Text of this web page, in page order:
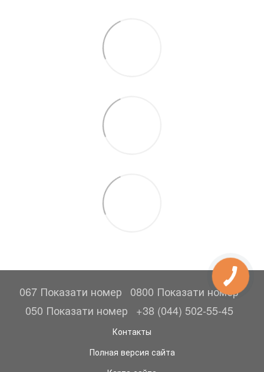
067 Показати номер
0800 Показати номер
050 Показати номер
+38 (044) 502-55-45
Контакты
Полная версия сайта